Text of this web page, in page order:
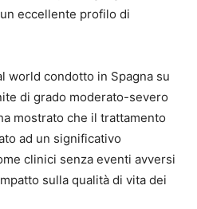
eccellente profilo di
world condotto in Spagna su
di grado moderato-severo
mostrato che il trattamento
ad un significativo
clinici senza eventi avversi
sulla qualità di vita dei